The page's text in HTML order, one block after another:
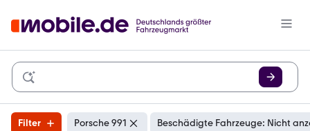
Filter Porsche 991 Beschädigte Fahrzeuge: Nicht